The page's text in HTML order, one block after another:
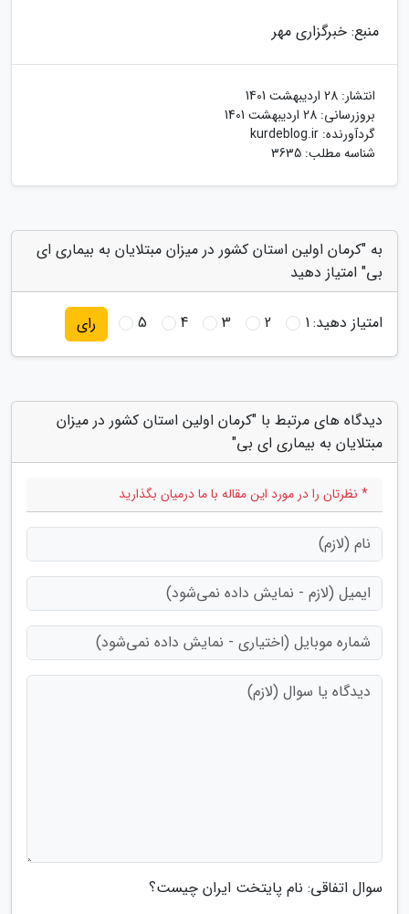
منبع: خبرگزاری مهر
انتشار: 28 اردیبهشت 1401
بروزرسانی: 28 اردیبهشت 1401
گردآورنده: kurdeblog.ir
شناسه مطلب: 3635
به "کرمان اولین استان کشور در میزان مبتلایان به بیماری ای
بی" امتیاز دهید
امتیاز دهید:1
2
3
4
5 رای
دیدگاه های مرتبط با "کرمان اولین استان کشور در میزان
مبتلایان به بیماری ای بی"
* نظرتان را در مورد این مقاله با ما درمیان بگذارید
سوال اتفاقی: نام پایتخت ایران چیست؟